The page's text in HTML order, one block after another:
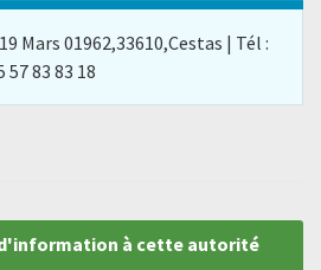
Mars 01962,33610,Cestas | Tél :
57 83 83 18
d'information à cette autorité